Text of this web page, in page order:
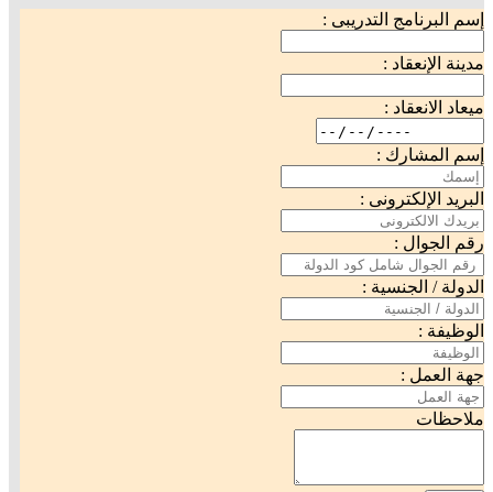
إسم البرنامج التدريبى :
مدينة الإنعقاد :
ميعاد الانعقاد :
إسم المشارك :
البريد الإلكترونى :
رقم الجوال :
الدولة / الجنسية :
الوظيفة :
جهة العمل :
ملاحظات